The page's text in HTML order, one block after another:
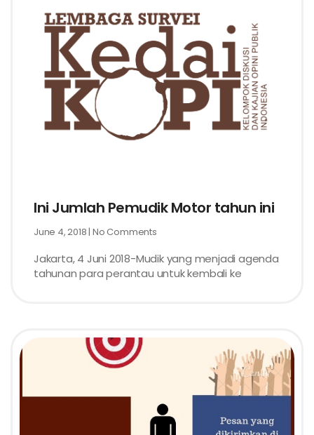
Ini Jumlah Pemudik Motor tahun ini
June 4, 2018 No Comments
Jakarta, 4 Juni 2018-Mudik yang menjadi agenda
tahunan para perantau untuk kembali ke